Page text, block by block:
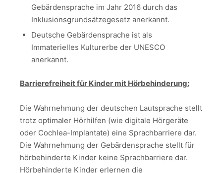
Gebärdensprache im Jahr 2016 durch das
Inklusionsgrundsätzegesetz anerkannt.
Deutsche Gebärdensprache ist als
Immaterielles Kulturerbe der UNESCO
anerkannt.
Barrierefreiheit für Kinder mit Hörbehinderung:
Die Wahrnehmung der deutschen Lautsprache stellt
trotz optimaler Hörhilfen (wie digitale Hörgeräte
oder Cochlea-Implantate) eine Sprachbarriere dar.
Die Wahrnehmung der Gebärdensprache stellt für
hörbehinderte Kinder keine Sprachbarriere dar.
Hörbehinderte Kinder erlernen die